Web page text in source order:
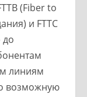
(Fiber to
и FTTC
до
линиям
возможную